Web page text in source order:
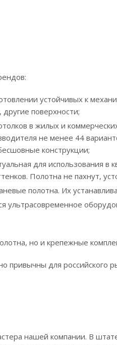
устойчивых к
поверхности;
в жилых и
не менее 44
конструкции;
для использования
Полотна не пахнут,
полотна. Их
ультрасовременное
но и крепежные
привычны для российского
нашей компании. В